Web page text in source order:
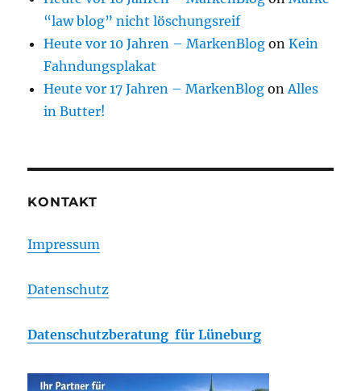
“law blog” nicht löschungsreif
Heute vor 10 Jahren – MarkenBlog onKein
Fahndungsplakat
Heute vor 17 Jahren – MarkenBlog onAlles
in Butter!
KONTAKT
Impressum
Datenschutz
Datenschutzberatung für Lüneburg